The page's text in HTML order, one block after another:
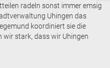
radeln sonst immer emsig
Uhingen das
koordiniert sie die
wir stark, dass wir Uhingen